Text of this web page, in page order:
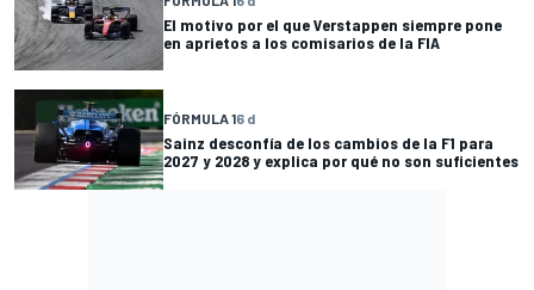
El motivo por el que Verstappen siempre pone
en aprietos a los comisarios de la FIA
FÓRMULA 16 d
Sainz desconfía de los cambios de la F1 para
2027 y 2028 y explica por qué no son suficientes